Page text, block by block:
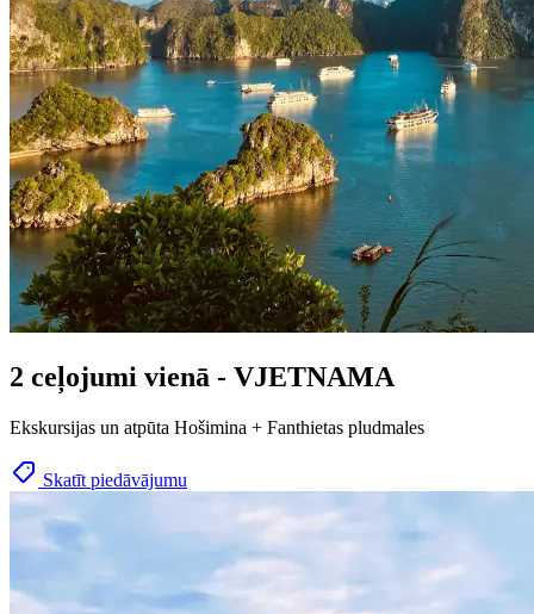
2 ceļojumi vienā - VJETNAMA
Ekskursijas un atpūta Hošimina + Fanthietas pludmales
Skatīt piedāvājumu